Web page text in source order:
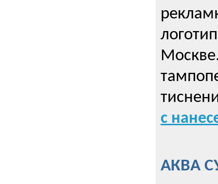
с
АКВА